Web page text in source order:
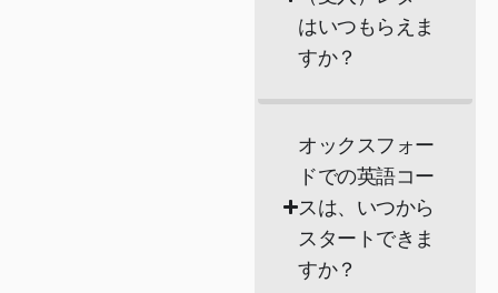
はいつもらえま
すか？
オックスフォー
ドでの英語コー
スは、いつから
スタートできま
すか？